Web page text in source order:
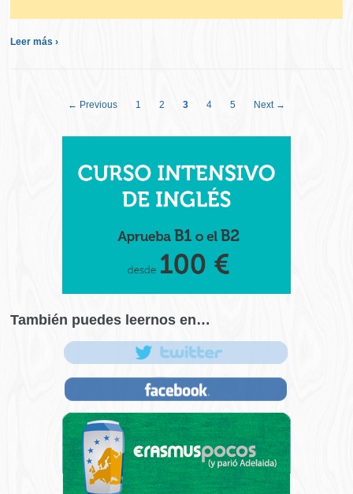
Leer más ›
← Previous 1 2 3 4 5 Next →
También puedes leernos en…